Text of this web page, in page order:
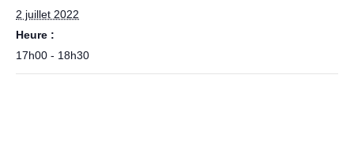
2 juillet 2022
Heure :
17h00 - 18h30